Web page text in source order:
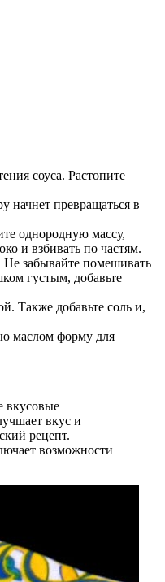
соуса. Растопите
начнет превращаться в
однородную массу,
и взбивать по частям.
Не забывайте помешивать
густым, добавьте
Также добавьте соль и,
маслом форму для
вкусовые
вкус и
рецепт.
возможности